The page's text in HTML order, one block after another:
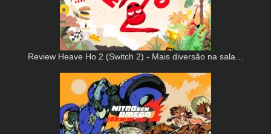
Review Heave Ho 2 (Switch 2) - Mais diversão na sala…